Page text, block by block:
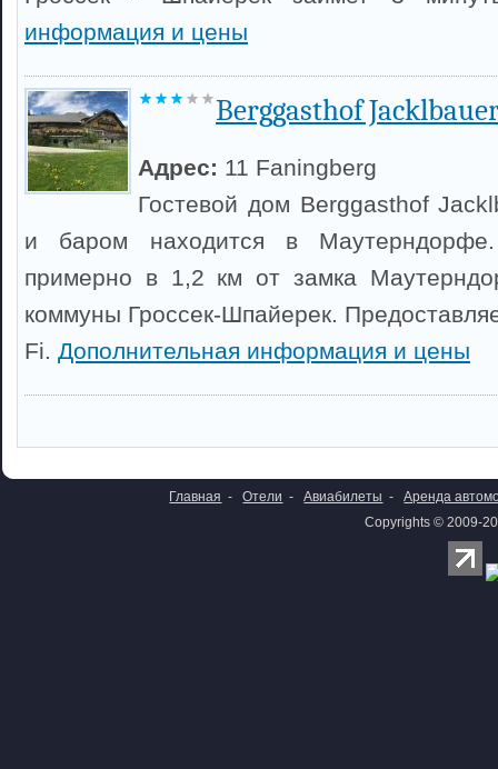
информация и цены
Berggasthof
Адрес: 11 Faningberg
Гостевой дом Berggasthof
и баром находится в
примерно в 1,2 км от замка
коммуны Гроссек-Шпайерек.
Fi. Дополнительная информация и цены
Главная - Отели - Авиабилеты -
Аренда
Copyrights © 2009-